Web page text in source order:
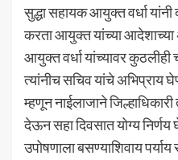
सुद्धा सहायक आयुक्त वर्धा
करता आयुक्त यांच्या
आयुक्त वर्धा यांच्यावर
त्यांनीच सचिव यांचे अभिप्राय
म्हणून नाईलाजाने
देऊन सहा दिवसात योग्य
उपोषणाला बसण्याशिवाय